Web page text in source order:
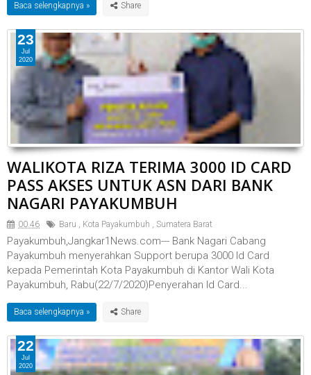
Baca selengkapnya »
WALIKOTA RIZA TERIMA 3000 ID CARD
PASS AKSES UNTUK ASN DARI BANK
NAGARI PAYAKUMBUH
00.46 Baru , Kota Payakumbuh , Sumatera Barat
Payakumbuh,Jangkar1News.com--- Bank Nagari Cabang
Payakumbuh menyerahkan Support berupa 3000 Id Card
kepada Pemerintah Kota Payakumbuh di Kantor Wali Kota
Payakumbuh, Rabu(22/7/2020)Penyerahan Id Card...
Baca selengkapnya »
23
Jul
2020
22
Jul
2020